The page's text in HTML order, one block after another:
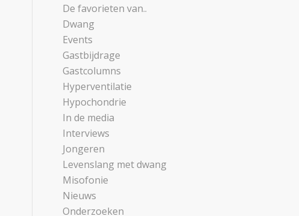
De favorieten van..
Dwang
Events
Gastbijdrage
Gastcolumns
Hyperventilatie
Hypochondrie
In de media
Interviews
Jongeren
Levenslang met dwang
Misofonie
Nieuws
Onderzoeken